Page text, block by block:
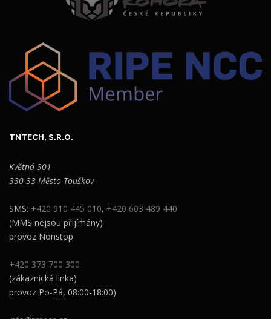
TNTECH, S.R.O.
Květná 301
330 33 Město Touškov
SMS: +420 910 445 010, +420 603 489 440
(MMS nejsou přijímány)
provoz Nonstop
+420 373 700 300
(zákaznická linka)
provoz Po-Pá, 08:00-18:00)